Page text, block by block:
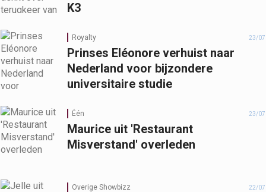
K3
Royalty 23/07
Prinses Eléonore verhuist naar
Nederland voor bijzondere
universitaire studie
Één 23/07
Maurice uit 'Restaurant
Misverstand' overleden
Overige Showbizz 22/07